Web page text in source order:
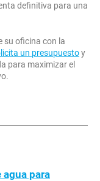
definitiva para una
su oficina con la
un presupuestoy
para maximizar el
agua para